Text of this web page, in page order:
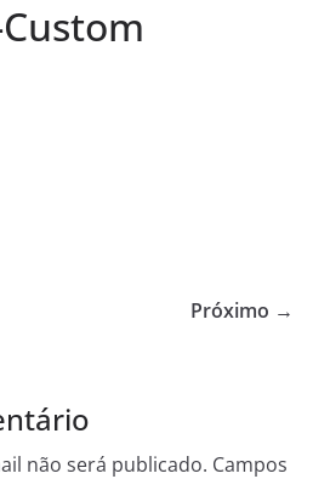
Próximo →
não será publicado. Campos